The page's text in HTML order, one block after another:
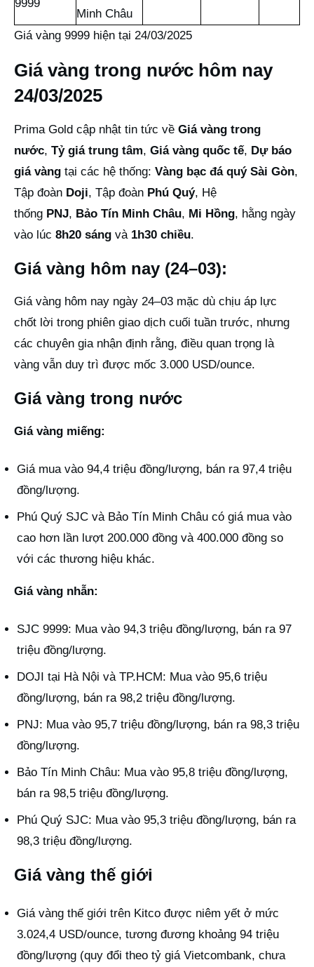
9999
Minh Châu
Giá vàng 9999 hiện tại 24/03/2025
Giá vàng trong nước hôm nay
24/03/2025
Prima Gold cập nhật tin tức về Giá vàng trong
nước, Tỷ giá trung tâm, Giá vàng quốc tế, Dự báo
giá vàng tại các hệ thống: Vàng bạc đá quý Sài Gòn,
Tập đoàn Doji, Tập đoàn Phú Quý, Hệ
thống PNJ, Bảo Tín Minh Châu, Mi Hồng, hằng ngày
vào lúc 8h20 sáng và 1h30 chiều.
Giá vàng hôm nay (24–03):
Giá vàng hôm nay ngày 24–03 mặc dù chịu áp lực
chốt lời trong phiên giao dịch cuối tuần trước, nhưng
các chuyên gia nhận định rằng, điều quan trọng là
vàng vẫn duy trì được mốc 3.000 USD/ounce.
Giá vàng trong nước
Giá vàng miếng:
Giá mua vào 94,4 triệu đồng/lượng, bán ra 97,4 triệu
đồng/lượng.
Phú Quý SJC và Bảo Tín Minh Châu có giá mua vào
cao hơn lần lượt 200.000 đồng và 400.000 đồng so
với các thương hiệu khác.
Giá vàng nhẫn:
SJC 9999: Mua vào 94,3 triệu đồng/lượng, bán ra 97
triệu đồng/lượng.
DOJI tại Hà Nội và TP.HCM: Mua vào 95,6 triệu
đồng/lượng, bán ra 98,2 triệu đồng/lượng.
PNJ: Mua vào 95,7 triệu đồng/lượng, bán ra 98,3 triệu
đồng/lượng.
Bảo Tín Minh Châu: Mua vào 95,8 triệu đồng/lượng,
bán ra 98,5 triệu đồng/lượng.
Phú Quý SJC: Mua vào 95,3 triệu đồng/lượng, bán ra
98,3 triệu đồng/lượng.
Giá vàng thế giới
Giá vàng thế giới trên Kitco được niêm yết ở mức
3.024,4 USD/ounce, tương đương khoảng 94 triệu
đồng/lượng (quy đổi theo tỷ giá Vietcombank, chưa